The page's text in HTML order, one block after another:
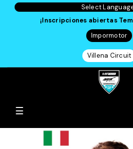
Select
¡Inscripciones abiertas
Impormotor
Villena Circuit
Navegación
palanca
☰